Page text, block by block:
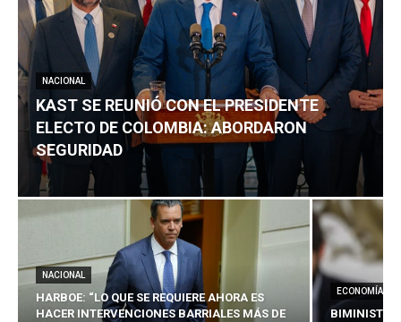
NACIONAL
KAST SE REUNIÓ CON EL PRESIDENTE
ELECTO DE COLOMBIA: ABORDARON
SEGURIDAD
NACIONAL
HARBOE: “LO QUE SE REQUIERE AHORA ES
HACER INTERVENCIONES BARRIALES MÁS DE
ECONOMÍA
BIMINISTRO